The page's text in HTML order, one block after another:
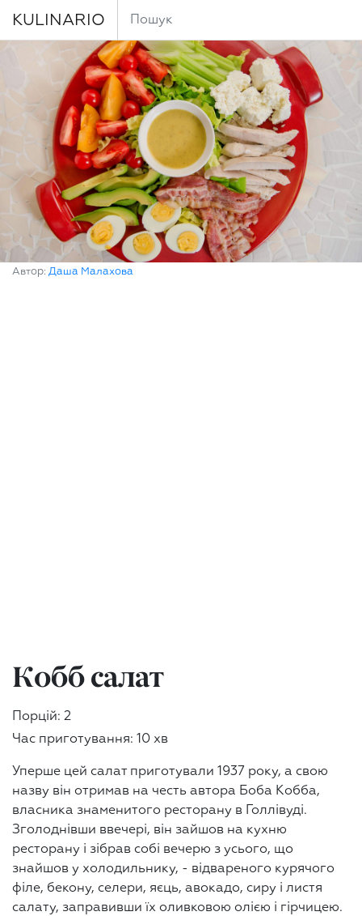
KULINARIO
Автор: Даша Малахова
Кобб салат
Порцій: 2
Час приготування: 10 хв
Уперше цей салат приготували 1937 року, а свою
назву він отримав на честь автора Боба Кобба,
власника знаменитого ресторану в Голлівуді.
Зголоднівши ввечері, він зайшов на кухню
ресторану і зібрав собі вечерю з усього, що
знайшов у холодильнику, - відвареного курячого
філе, бекону, селери, яєць, авокадо, сиру і листя
салату, заправивши їх оливковою олією і гірчицею.